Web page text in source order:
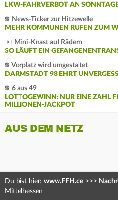
LKW-FAHRVERBOT AN
News-Ticker zur Hitzewelle
MEHR KOMMUNEN RUFEN ZUM
Mini-Knast auf Rädern
SO LÄUFT EIN
Vorplatz wird umgestaltet
DARMSTADT 98 EHRT
6 aus 49
LOTTOGEWINN: NUR EINE ZAHL
MILLIONEN-JACKPOT
AUS DEM NETZ
Du bist hier: www.FFH.de >>>
Mittelhessen